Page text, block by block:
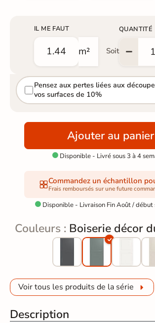
IL ME FAUT
m² Soit
QUANTITÉ
Pensez aux pertes liées aux
vos surfaces de 10%
Ajouter au panier
Disponible - Livré sous 3 à 4
Commandez un échantillon
Frais remboursés sur une future
 Disponible - Livraison Fin Août /
Couleurs : Boiserie décor
Voir tous les produits de la série
Description